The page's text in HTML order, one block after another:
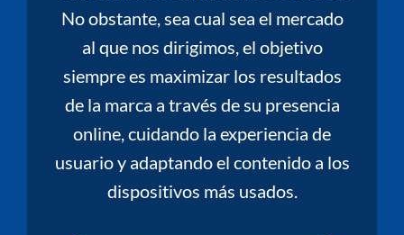
No obstante, sea cual sea el mercado
al que nos dirigimos, el objetivo
siempre es maximizar los resultados
de la marca a través de su presencia
online, cuidando la experiencia de
usuario y adaptando el contenido a los
dispositivos más usados.